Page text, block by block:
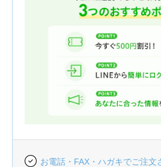
お電話・FAX・ハガキでご注文